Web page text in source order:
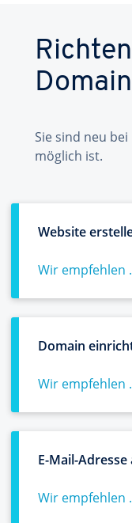
Sie sind neu bei
möglich ist.
Website
Wir empfehlen
Domain
Wir empfehlen
E-Mail-Adresse
Wir empfehlen